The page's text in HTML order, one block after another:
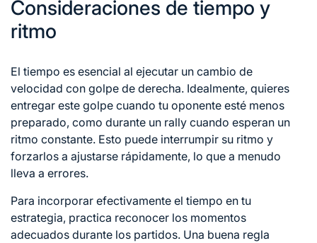
Consideraciones de tiempo y
ritmo
El tiempo es esencial al ejecutar un cambio de
velocidad con golpe de derecha. Idealmente, quieres
entregar este golpe cuando tu oponente esté menos
preparado, como durante un rally cuando esperan un
ritmo constante. Esto puede interrumpir su ritmo y
forzarlos a ajustarse rápidamente, lo que a menudo
lleva a errores.
Para incorporar efectivamente el tiempo en tu
estrategia, practica reconocer los momentos
adecuados durante los partidos. Una buena regla